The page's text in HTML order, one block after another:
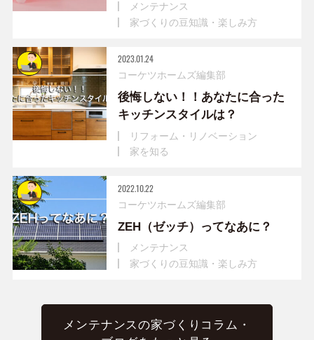
メンテナンス
家づくりの豆知識・楽しみ方
2023.01.24
コーケツホームズ編集部
後悔しない！！あなたに合った
キッチンスタイルは？
リフォーム・リノベーション
家を知る
2022.10.22
コーケツホームズ編集部
ZEH（ゼッチ）ってなあに？
メンテナンス
家づくりの豆知識・楽しみ方
メンテナンスの家づくりコラム・